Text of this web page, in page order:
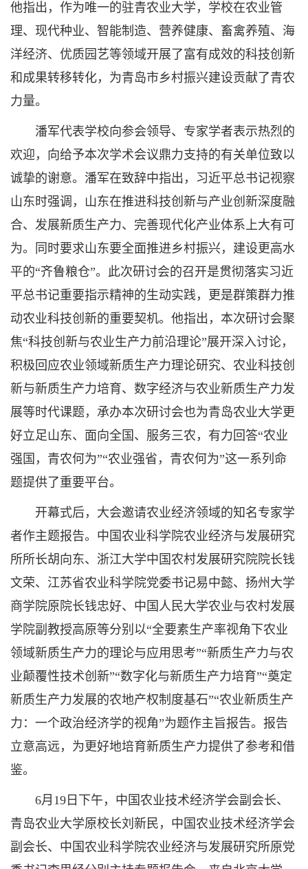
他指出，作为唯一的驻青农业大学，学校在农业管
理、现代种业、智能制造、营养健康、畜禽养殖、海
洋经济、优质园艺等领域开展了富有成效的科技创新
和成果转移转化，为青岛市乡村振兴建设贡献了青农
力量。
潘军代表学校向参会领导、专家学者表示热烈的
欢迎，向给予本次学术会议鼎力支持的有关单位致以
诚挚的谢意。潘军在致辞中指出，习近平总书记视察
山东时强调，山东在推进科技创新与产业创新深度融
合、发展新质生产力、完善现代化产业体系上大有可
为。同时要求山东要全面推进乡村振兴，建设更高水
平的“齐鲁粮仓”。此次研讨会的召开是贯彻落实习近
平总书记重要指示精神的生动实践，更是群策群力推
动农业科技创新的重要契机。他指出，本次研讨会聚
焦“科技创新与农业生产力前沿理论”展开深入讨论，
积极回应农业领域新质生产力理论研究、农业科技创
新与新质生产力培育、数字经济与农业新质生产力发
展等时代课题，承办本次研讨会也为青岛农业大学更
好立足山东、面向全国、服务三农，有力回答“农业
强国，青农何为”“农业强省，青农何为”这一系列命
题提供了重要平台。
开幕式后，大会邀请农业经济领域的知名专家学
者作主题报告。中国农业科学院农业经济与发展研究
所所长胡向东、浙江大学中国农村发展研究院院长钱
文荣、江苏省农业科学院党委书记易中懿、扬州大学
商学院原院长钱忠好、中国人民大学农业与农村发展
学院副教授高原等分别以“全要素生产率视角下农业
领域新质生产力的理论与应用思考”“新质生产力与农
业颠覆性技术创新”“数字化与新质生产力培育”“奠定
新质生产力发展的农地产权制度基石”“农业新质生产
力：一个政治经济学的视角”为题作主旨报告。报告
立意高远，为更好地培育新质生产力提供了参考和借
鉴。
6月19日下午，中国农业技术经济学会副会长、
青岛农业大学原校长刘新民，中国农业技术经济学会
副会长、中国农业科学院农业经济与发展研究所原党